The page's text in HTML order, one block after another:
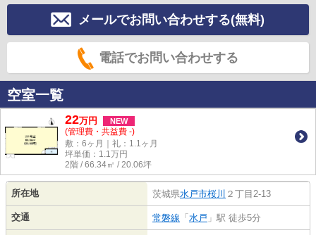
メールでお問い合わせする(無料)
電話でお問い合わせする
空室一覧
22万円 NEW
(管理費・共益費 -)
敷：6ヶ月｜礼：1.1ヶ月
坪単価： 1.1万円
2階 / 66.34㎡ / 20.06坪
所在地 茨城県水戸市桜川 ２丁目2-13
交通 常磐線 「 水戸 」駅 徒歩5分